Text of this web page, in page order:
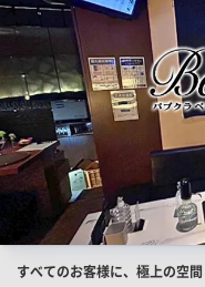
店
すべてのお客様に、極上の空